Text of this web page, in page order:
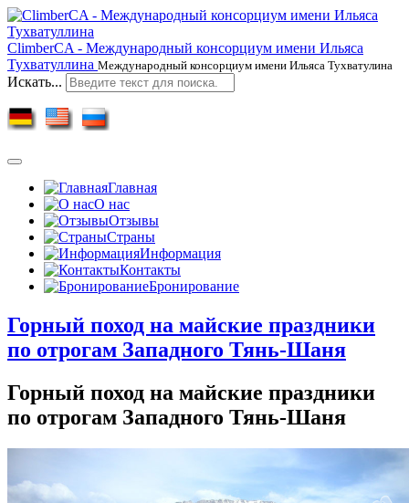
ClimberCA - Международный консорциум имени Ильяса
Тухватуллина Международный консорциум имени Ильяса Тухватулина
Искать...
Главная
О нас
Отзывы
Страны
Информация
Контакты
Бронирование
Горный поход на майские праздники
по отрогам Западного Тянь-Шаня
Горный поход на майские праздники
по отрогам Западного Тянь-Шаня